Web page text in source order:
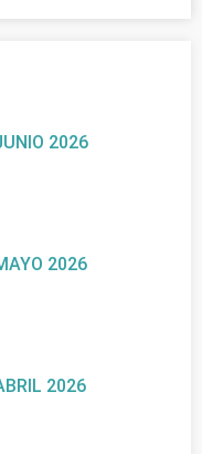
2026
2026
2026